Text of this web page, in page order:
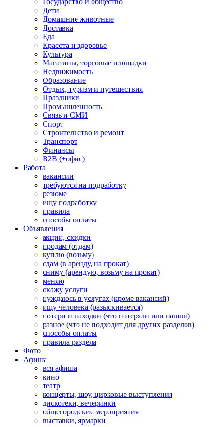
Государство и общество
Дети
Домашние животные
Доставка
Еда
Красота и здоровье
Культура
Магазины, торговые площадки
Недвижимость
Образование
Отдых, туризм и путешествия
Праздники
Промышленность
Связь и СМИ
Спорт
Строительство и ремонт
Транспорт
Финансы
B2B (+офис)
Работа
вакансии
требуются на подработку
резюме
ищу подработку
правила
способы оплаты
Объявления
акции, скидки
продам (отдам)
куплю (возьму)
сдам (в аренду, на прокат)
сниму (арендую, возьму на прокат)
меняю
окажу услуги
нуждаюсь в услугах (кроме вакансий)
ищу человека (разыскивается)
потери и находки (что потеряли или нашли)
разное (что не подходит для других разделов)
способы оплаты
правила раздела
Фото
Афиша
вся афиша
кино
театр
концерты, шоу, цирковые выступления
дискотеки, вечеринки
общегородские мероприятия
выставки, ярмарки